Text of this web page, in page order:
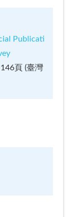
Publicati
頁 (臺灣